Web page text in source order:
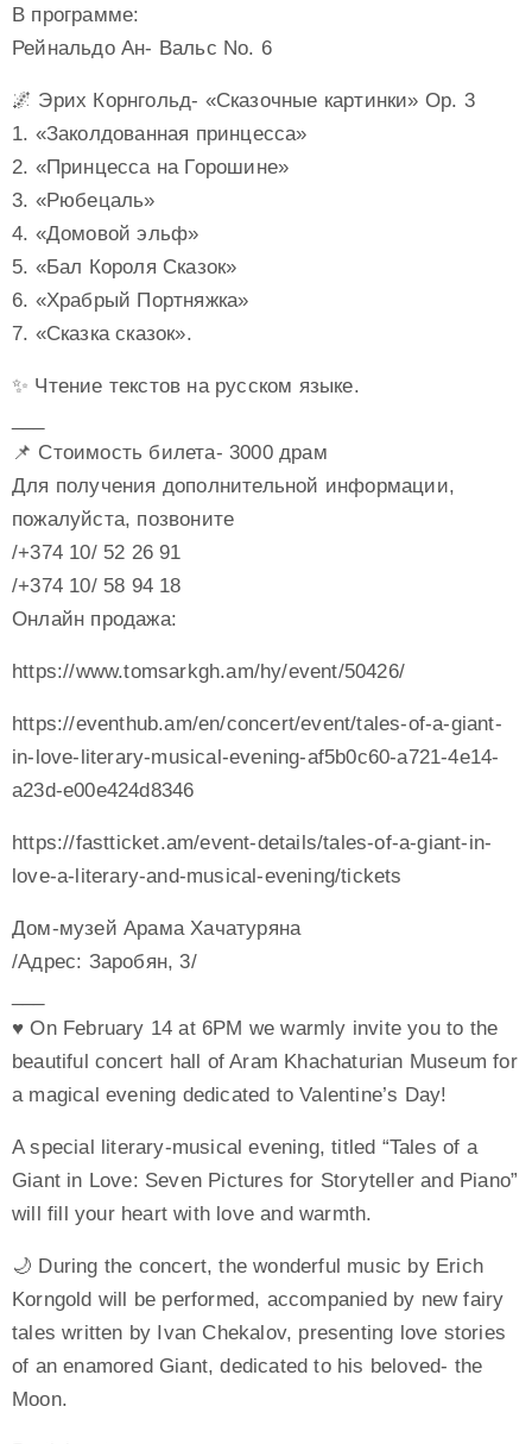
В программе:
Рейнальдо Ан- Вальс No. 6
🌌 Эрих Корнгольд- «Сказочные картинки» Op. 3
1. «Заколдованная принцесса»
2. «Принцесса на Горошине»
3. «Рюбецаль»
4. «Домовой эльф»
5. «Бал Короля Сказок»
6. «Храбрый Портняжка»
7. «Сказка сказок».
✨ Чтение текстов на русском языке.
📌 Стоимость билета- 3000 драм
Для получения дополнительной информации,
пожалуйста, позвоните
/+374 10/ 52 26 91
/+374 10/ 58 94 18
Онлайн продажа:
https://www.tomsarkgh.am/hy/event/50426/
https://eventhub.am/en/concert/event/tales-of-a-giant-
in-love-literary-musical-evening-af5b0c60-a721-4e14-
a23d-e00e424d8346
https://fastticket.am/event-details/tales-of-a-giant-in-
love-a-literary-and-musical-evening/tickets
Дом-музей Арама Хачатуряна
/Адрес: Заробян, 3/
♥️ On February 14 at 6PM we warmly invite you to the
beautiful concert hall of Aram Khachaturian Museum for
a magical evening dedicated to Valentine’s Day!
A special literary-musical evening, titled “Tales of a
Giant in Love: Seven Pictures for Storyteller and Piano”
will fill your heart with love and warmth.
🌙 During the concert, the wonderful music by Erich
Korngold will be performed, accompanied by new fairy
tales written by Ivan Chekalov, presenting love stories
of an enamored Giant, dedicated to his beloved- the
Moon.